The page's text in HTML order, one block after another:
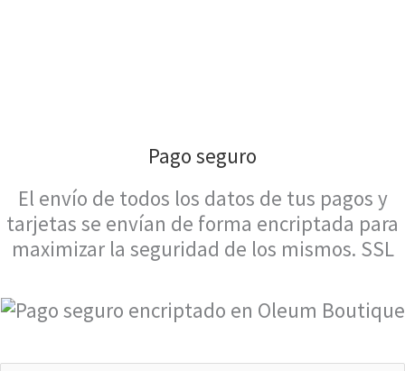
de
producto
Pago seguro
El envío de todos los datos de tus pagos y
tarjetas se envían de forma encriptada para
maximizar la seguridad de los mismos. SSL